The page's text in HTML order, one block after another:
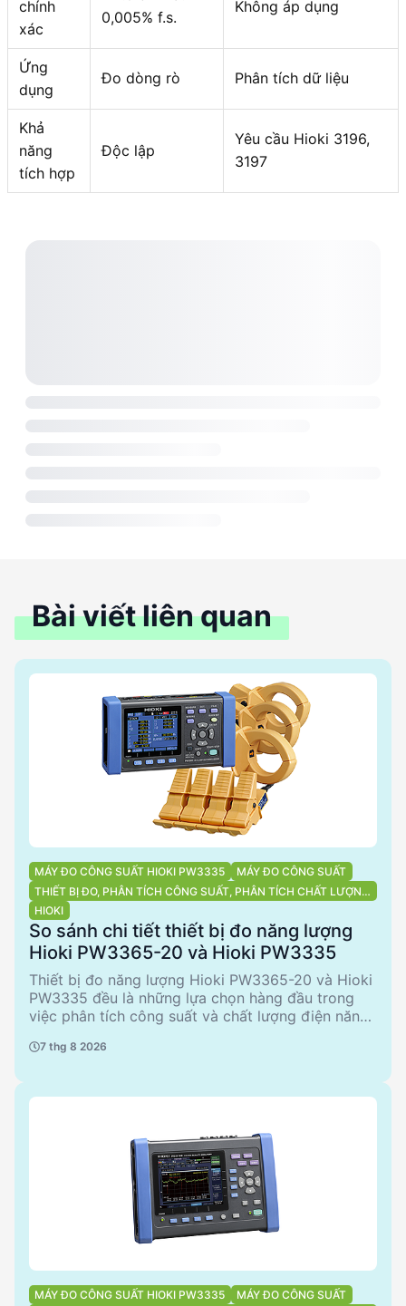
chính
xác
0,005% f.s.
Không áp dụng
Ứng
dụng
Đo dòng rò Phân tích dữ liệu
Khả
năng
tích hợp
Độc lập
Yêu cầu Hioki 3196,
3197
Bài viết liên quan
MÁY ĐO CÔNG SUẤT HIOKI PW3335
MÁY ĐO CÔNG SUẤT
THIẾT BỊ ĐO, PHÂN TÍCH CÔNG SUẤT, PHÂN TÍCH CHẤT LƯỢNG
ĐIỆN NĂNG
HIOKI
So sánh chi tiết thiết bị đo năng lượng
Hioki PW3365-20 và Hioki PW3335
Thiết bị đo năng lượng Hioki PW3365-20 và Hioki
PW3335 đều là những lựa chọn hàng đầu trong
việc phân tích công suất và chất lượng điện năng.
xúc kim loại trực tiếp, đảm bảo an toàn tối đa cho
cao. Cả hai sản phẩm đều phù hợp cho các ứng
phẩm có ưu điểm riêng phù hợp với từng nhu cầu
7 thg 8 2026
MÁY ĐO CÔNG SUẤT HIOKI PW3335
MÁY ĐO CÔNG SUẤT